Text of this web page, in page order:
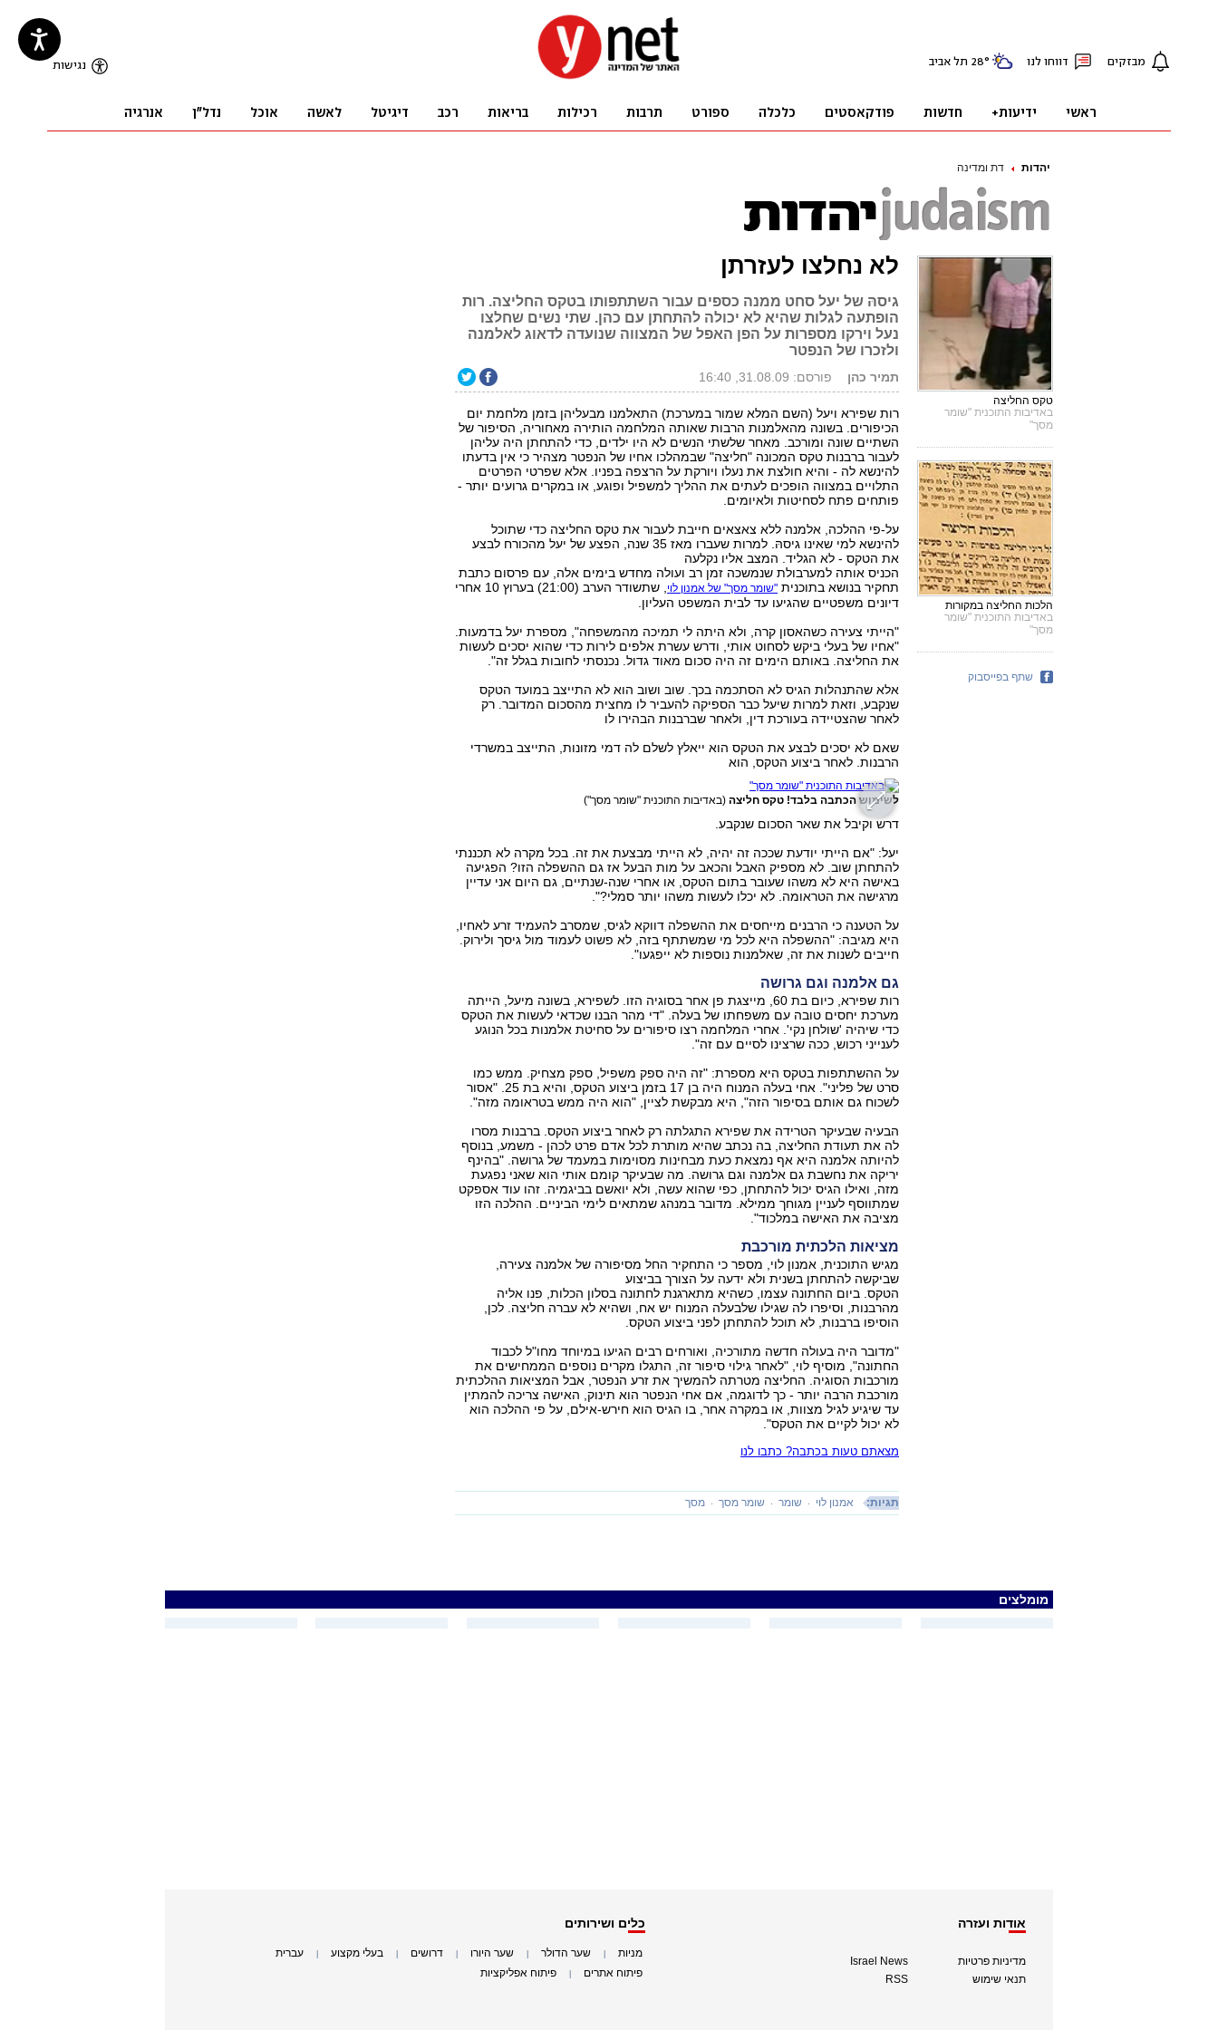
יהדות דת ומדינה
לא נחלצו לעזרתן
גיסהּ של יעל סחט ממנה כספים עבור השתתפותו בטקס החליצה. רות
הופתעה לגלות שהיא לא יכולה להתחתן עם כהן. שתי נשים שחלצו
נעל וירקו מספרות על הפן האפל של המצווה שנועדה לדאוג לאלמנה
ולזכרו של הנפטר
תמיר כהן פורסם: 31.08.09, 16:40
רות שפירא ויעל (השם המלא שמור במערכת) התאלמנו מבעליהן בזמן מלחמת יום
הכיפורים. בשונה מהאלמנות הרבות שאותה המלחמה הותירה מאחוריה, הסיפור של
השתיים שונה ומורכב. מאחר שלשתי הנשים לא היו ילדים, כדי להתחתן היה עליהן
לעבור ברבנות טקס המכונה "חליצה" שבמהלכו אחיו של הנפטר מצהיר כי אין בדעתו
להינשא לה - והיא חולצת את נעלו ויורקת על הרצפה בפניו. אלא שפרטי הפרטים
התלויים במצווה הופכים לעתים את ההליך למשפיל ופוגע, או במקרים גרועים יותר -
פותחים פתח לסחיטות ולאיומים.
על-פי ההלכה, אלמנה ללא צאצאים חייבת לעבור את טקס החליצה כדי שתוכל
להינשא למי שאינו גיסהּ. למרות שעברו מאז 35 שנה, הפצע של יעל מהכורח לבצע
את הטקס - לא הגליד. המצב אליו נקלעה
הכניס אותה למערבולת שנמשכה זמן רב ועולה מחדש בימים אלה, עם פרסום כתבת
תחקיר בנושא בתוכנית "שומר מסך" של אמנון לוי
, שתשודר הערב (21:00) בערוץ 10 אחרי
דיונים משפטיים שהגיעו עד לבית המשפט העליון.
"הייתי צעירה כשהאסון קרה, ולא היתה לי תמיכה מהמשפחה", מספרת יעל בדמעות.
"אחיו של בעלי ביקש לסחוט אותי, ודרש עשרת אלפים לירות כדי שהוא יסכים לעשות
את החליצה. באותם הימים זה היה סכום מאוד גדול. נכנסתי לחובות בגלל זה".
אלא שהתנהלות הגיס לא הסתכמה בכך. שוב ושוב הוא לא התייצב במועד הטקס
שנקבע, וזאת למרות שיעל כבר הספיקה להעביר לו מחצית מהסכום המדובר. רק
לאחר שהצטיידה בעורכת דין, ולאחר שברבנות הבהירו לו
שאם לא יסכים לבצע את הטקס הוא ייאלץ לשלם לה דמי מזונות, התייצב במשרדי
הרבנות. לאחר ביצוע הטקס, הוא
לשימוש הכתבה בלבד! טקס חליצה (באדיבות התוכנית "שומר מסך")
דרש וקיבל את שאר הסכום שנקבע.
יעל: "אם הייתי יודעת שככה זה יהיה, לא הייתי מבצעת את זה. בכל מקרה לא תכננתי
להתחתן שוב. לא מספיק האבל והכאב על מות הבעל אז גם ההשפלה הזו? הפגיעה
באישה היא לא משהו שעובר בתום הטקס, או אחרי שנה-שנתיים, גם היום אני עדיין
מרגישה את הטראומה. לא יכלו לעשות משהו יותר סמלי?".
על הטענה כי הרבנים מייחסים את ההשפלה דווקא לגיס, שמסרב להעמיד זרע לאחיו,
היא מגיבה: "ההשפלה היא לכל מי שמשתתף בזה, לא פשוט לעמוד מול גיסך ולירוק.
חייבים לשנות את זה, שאלמנות נוספות לא ייפגעו".
גם אלמנה וגם גרושה
רות שפירא, כיום בת 60, מייצגת פן אחר בסוגיה הזו. לשפירא, בשונה מיעל, הייתה
מערכת יחסים טובה עם משפחתו של בעלה. "די מהר הבנו שכדאי לעשות את הטקס
כדי שיהיה 'שולחן נקי'. אחרי המלחמה רצו סיפורים על סחיטת אלמנות בכל הנוגע
לענייני רכוש, ככה שרצינו לסיים עם זה".
על ההשתתפות בטקס היא מספרת: "זה היה ספק משפיל, ספק מצחיק. ממש כמו
סרט של פליני". אחי בעלה המנוח היה בן 17 בזמן ביצוע הטקס, והיא בת 25. "אסור
לשכוח גם אותם בסיפור הזה", היא מבקשת לציין, "הוא היה ממש בטראומה מזה".
הבעיה שבעיקר הטרידה את שפירא התגלתה רק לאחר ביצוע הטקס. ברבנות מסרו
לה את תעודת החליצה, בה נכתב שהיא מותרת לכל אדם פרט לכהן - משמע, בנוסף
להיותה אלמנה היא אף נמצאת כעת מבחינות מסוימות במעמד של גרושה. "בהינף
יריקה את נחשבת גם אלמנה וגם גרושה. מה שבעיקר קומם אותי הוא שאני נפגעת
מזה, ואילו הגיס יכול להתחתן, כפי שהוא עשה, ולא יואשם בביגמיה. זהו עוד אספקט
שמתווסף לעניין מגוחך ממילא. מדובר במנהג שמתאים לימי הביניים. ההלכה הזו
מציבה את האישה במלכוד".
מציאות הלכתית מורכבת
מגיש התוכנית, אמנון לוי, מספר כי התחקיר החל מסיפורה של אלמנה צעירה,
שביקשה להתחתן בשנית ולא ידעה על הצורך בביצוע
הטקס. ביום החתונה עצמו, כשהיא מתארגנת לחתונה בסלון הכלות, פנו אליה
מהרבנות, וסיפרו לה שגילו שלבעלה המנוח יש אח, ושהיא לא עברה חליצה. לכן,
הוסיפו ברבנות, לא תוכל להתחתן לפני ביצוע הטקס.
"מדובר היה בעולה חדשה מתורכיה, ואורחים רבים הגיעו במיוחד מחו"ל לכבוד
החתונה", מוסיף לוי, "לאחר גילוי סיפור זה, התגלו מקרים נוספים הממחישים את
מורכבות הסוגיה. החליצה מטרתה להמשיך את זרע הנפטר, אבל המציאות ההלכתית
מורכבת הרבה יותר - כך לדוגמה, אם אחי הנפטר הוא תינוק, האישה צריכה להמתין
עד שיגיע לגיל מצוות, או במקרה אחר, בו הגיס הוא חירש-אילם, על פי ההלכה הוא
לא יכול לקיים את הטקס".
מצאתם טעות בכתבה? כתבו לנו
תגיות: אמנון לוי שומר שומר מסך מסך
טקס החליצה
באדיבות התוכנית "שומר
מסך"
הלכות החליצה במקורות
באדיבות התוכנית "שומר
מסך"
שתף בפייסבוק
מומלצים
אודות ועזרה
מדיניות פרטיות
תנאי שימוש
Israel News
RSS
כלים ושירותים
מניות שער הדולר שער היורו דרושים בעלי מקצוע עברית
פיתוח אתרים פיתוח אפליקציות